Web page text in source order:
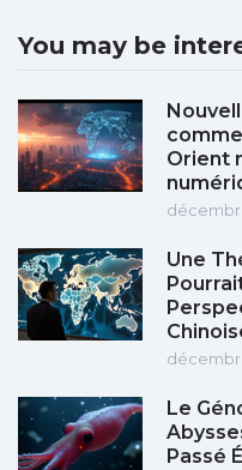
You may be
Orient
Une
Le
Passé